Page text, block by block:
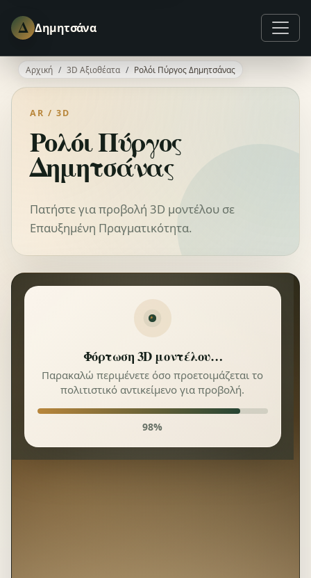
Δ Δημητσάνα
Αρχική 3D Αξιοθέατα Ρολόι Πύργος Δημητσάνας
AR / 3D
Ρολόι Πύργος
Δημητσάνας
Πατήστε για προβολή 3D μοντέλου σε
Επαυξημένη Πραγματικότητα.